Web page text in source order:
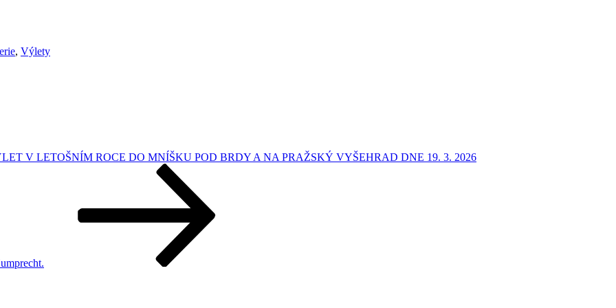
, Výlety
V LETOŠNÍM ROCE DO MNÍŠKU POD BRDY A NA PRAŽSKÝ VYŠEHRAD DNE 19. 3. 2026